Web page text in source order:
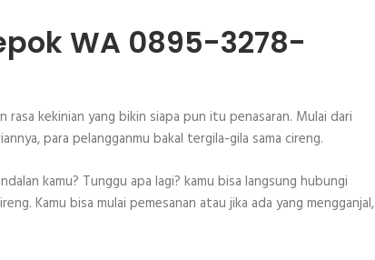
WA 0895-3278-
rasa kekinian yang bikin siapa pun itu penasaran. Mulai dari
para pelangganmu bakal tergila-gila sama cireng.
kamu? Tunggu apa lagi? kamu bisa langsung hubungi
Kamu bisa mulai pemesanan atau jika ada yang mengganjal,